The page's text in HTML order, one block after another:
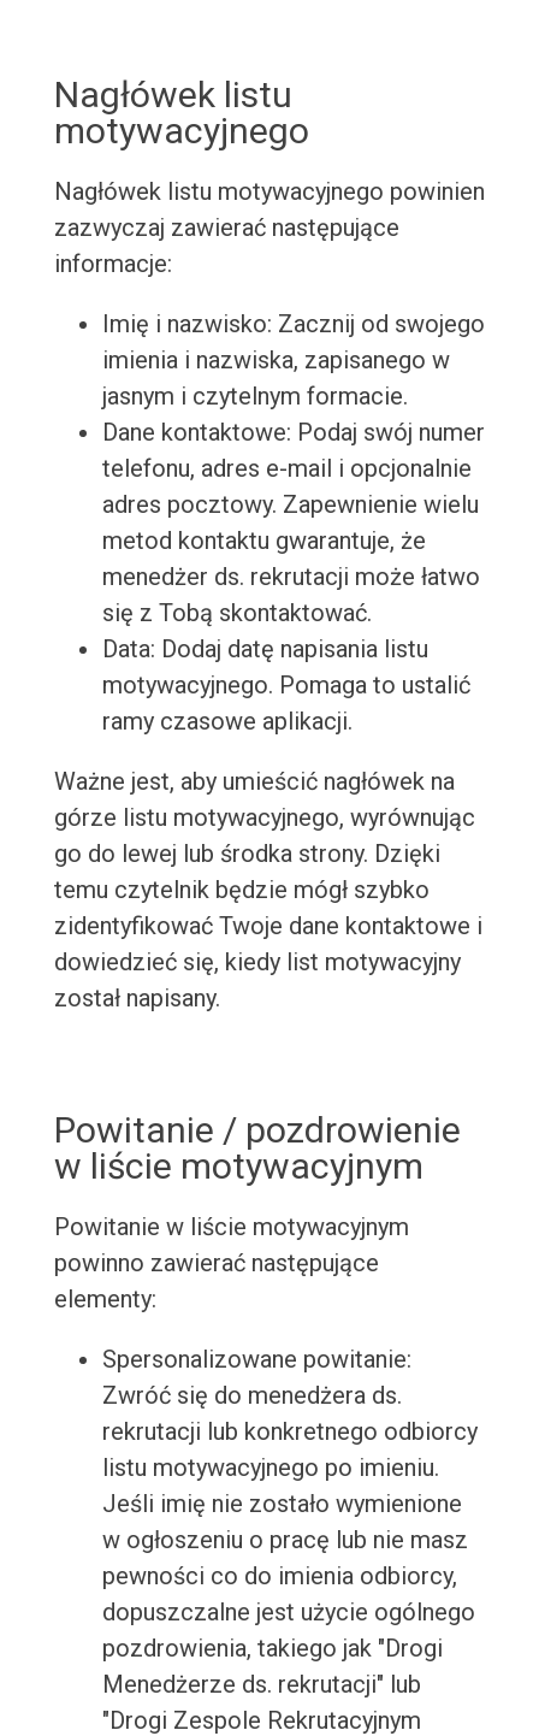
Nagłówek listu
motywacyjnego
Nagłówek listu motywacyjnego powinien
zazwyczaj zawierać następujące
informacje:
Imię i nazwisko: Zacznij od swojego
imienia i nazwiska, zapisanego w
jasnym i czytelnym formacie.
Dane kontaktowe: Podaj swój numer
telefonu, adres e-mail i opcjonalnie
adres pocztowy. Zapewnienie wielu
metod kontaktu gwarantuje, że
menedżer ds. rekrutacji może łatwo
się z Tobą skontaktować.
Data: Dodaj datę napisania listu
motywacyjnego. Pomaga to ustalić
ramy czasowe aplikacji.
Ważne jest, aby umieścić nagłówek na
górze listu motywacyjnego, wyrównując
go do lewej lub środka strony. Dzięki
temu czytelnik będzie mógł szybko
zidentyfikować Twoje dane kontaktowe i
dowiedzieć się, kiedy list motywacyjny
został napisany.
Powitanie / pozdrowienie
w liście motywacyjnym
Powitanie w liście motywacyjnym
powinno zawierać następujące
elementy:
Spersonalizowane powitanie:
Zwróć się do menedżera ds.
rekrutacji lub konkretnego odbiorcy
listu motywacyjnego po imieniu.
Jeśli imię nie zostało wymienione
w ogłoszeniu o pracę lub nie masz
pewności co do imienia odbiorcy,
dopuszczalne jest użycie ogólnego
pozdrowienia, takiego jak "Drogi
Menedżerze ds. rekrutacji" lub
"Drogi Zespole Rekrutacyjnym